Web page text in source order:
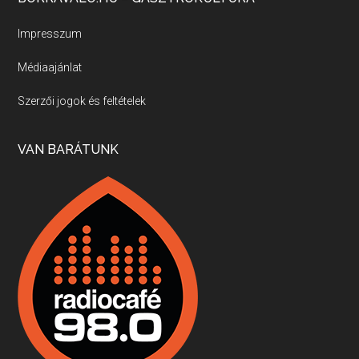
Villány, kékfrankos, Jackfall
Apr 17, 2026 • 00:35:38
Boston, teadélután, bab és homár
Apr 9, 2026 • 00:37:17
Fermentáljunk, a testünk meghálálja!
Apr 3, 2026 • 00:36:07
Impresszum
Médiaajánlat
Szerzői jogok és feltételek
VAN BARÁTUNK